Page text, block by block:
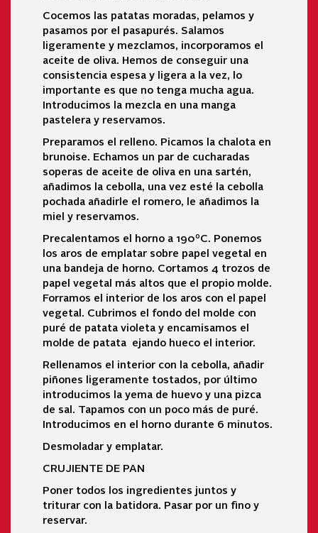
Cocemos las patatas moradas, pelamos y
pasamos por el pasapurés. Salamos
ligeramente y mezclamos, incorporamos el
aceite de oliva. Hemos de conseguir una
consistencia espesa y ligera a la vez, lo
importante es que no tenga mucha agua.
Introducimos la mezcla en una manga
pastelera y reservamos.
Preparamos el relleno. Picamos la chalota en
brunoise. Echamos un par de cucharadas
soperas de aceite de oliva en una sartén,
añadimos la cebolla, una vez esté la cebolla
pochada añadirle el romero, le añadimos la
miel y reservamos.
Precalentamos el horno a 190ºC. Ponemos
los aros de emplatar sobre papel vegetal en
una bandeja de horno. Cortamos 4 trozos de
papel vegetal más altos que el propio molde.
Forramos el interior de los aros con el papel
vegetal. Cubrimos el fondo del molde con
puré de patata violeta y encamisamos el
molde de patata ejando hueco el interior.
Rellenamos el interior con la cebolla, añadir
piñones ligeramente tostados, por último
introducimos la yema de huevo y una pizca
de sal. Tapamos con un poco más de puré.
Introducimos en el horno durante 6 minutos.
Desmoladar y emplatar.
CRUJIENTE DE PAN
Poner todos los ingredientes juntos y
triturar con la batidora. Pasar por un fino y
reservar.